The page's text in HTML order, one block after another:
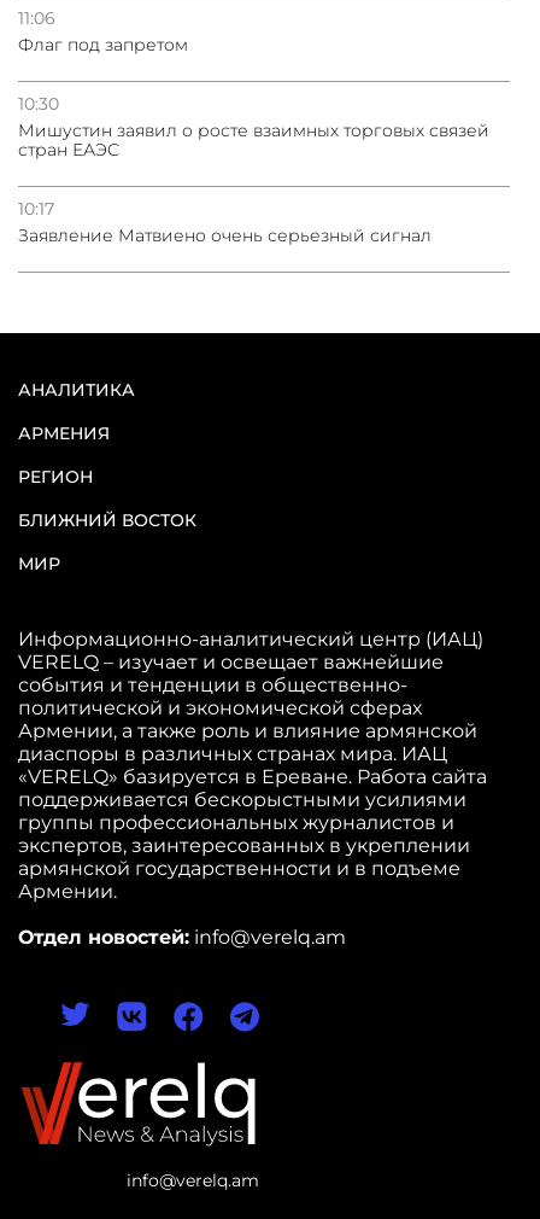
11:06
Флаг под запретом
10:30
Мишустин заявил о росте взаимных торговых связей
стран ЕАЭС
10:17
Заявление Матвиено очень серьезный сигнал
info@verelq.am
АНАЛИТИКА
АРМЕНИЯ
РЕГИОН
БЛИЖНИЙ ВОСТОК
МИР
Информационно-аналитический центр (ИАЦ)
VERELQ – изучает и освещает важнейшие
события и тенденции в общественно-
политической и экономической сферах
Армении, а также роль и влияние армянской
диаспоры в различных странах мира. ИАЦ
«VERELQ» базируется в Ереване. Работа сайта
поддерживается бескорыстными усилиями
группы профессиональных журналистов и
экспертов, заинтересованных в укреплении
армянской государственности и в подъеме
Армении.
Отдел новостей: info@verelq.am